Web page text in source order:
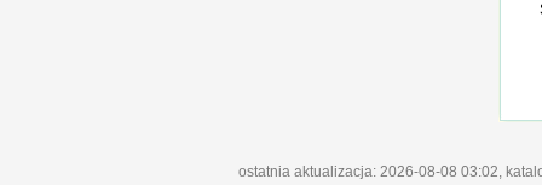
ostatnia aktualizacja: 2026-08-08 03:02,